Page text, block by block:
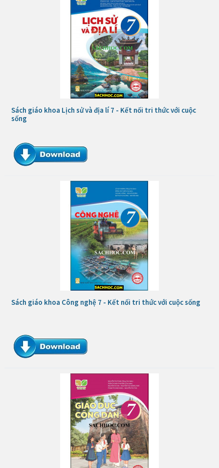
Sách giáo khoa Lịch sử và địa lí 7 - Kết nối tri thức với cuộc
sống
Sách giáo khoa Công nghệ 7 - Kết nối tri thức với cuộc sống